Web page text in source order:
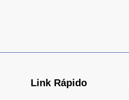
Link Rápido